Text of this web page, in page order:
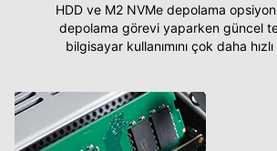
HDD ve M2 NVMe depolama
depolama görevi yaparken güncel
bilgisayar kullanımını çok daha